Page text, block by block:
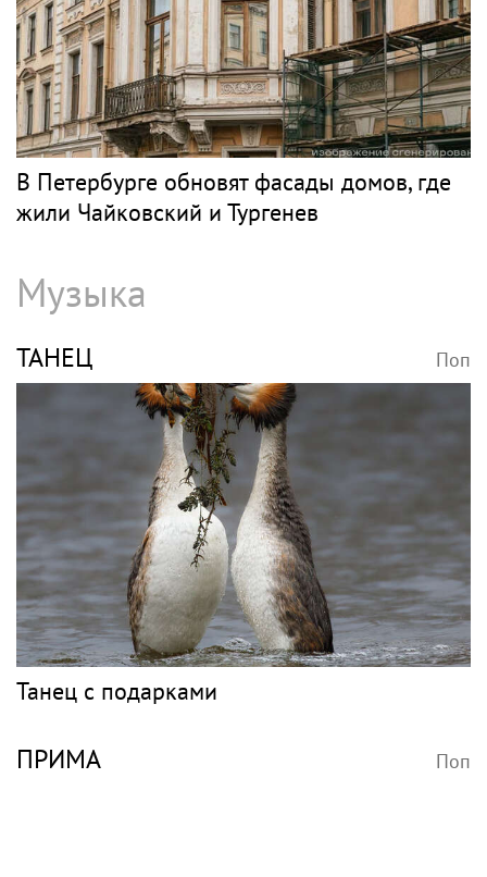
В Петербурге обновят фасады домов, где
жили Чайковский и Тургенев
Музыка
ТАНЕЦ Поп
Танец с подарками
ПРИМА Поп